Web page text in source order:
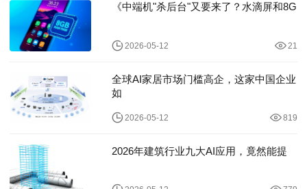
《中端机"杀后台"又要来了？水滴屏和8G
2026-05-12 21
全球AI家居市场门槛高企，这家中国企业
如
2026-05-12 819
2026年建筑行业九大AI应用，竟然能提